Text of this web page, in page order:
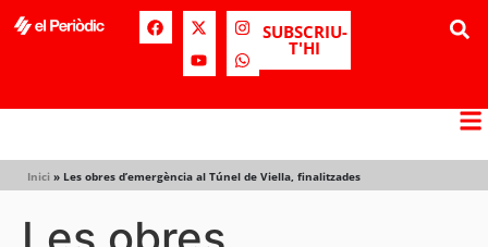
SUBSCRIU-
T'HI
Inici » Les obres d’emergència al Túnel de Viella, finalitzades